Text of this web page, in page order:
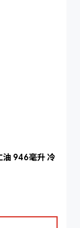
946毫升 冷